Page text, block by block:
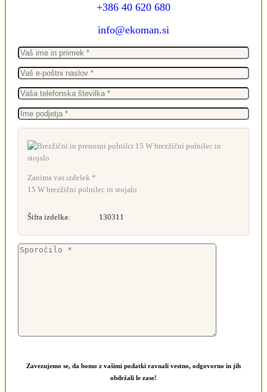
+386 40 620 680
info@ekoman.si
Zanima vas izdelek *
15 W brezžični polnilec in stojalo
Šifra izdelka: 130311
Zavezujemo se, da bomo z vašimi podatki ravnali vestno, odgovorno in jih
obdržali le zase!